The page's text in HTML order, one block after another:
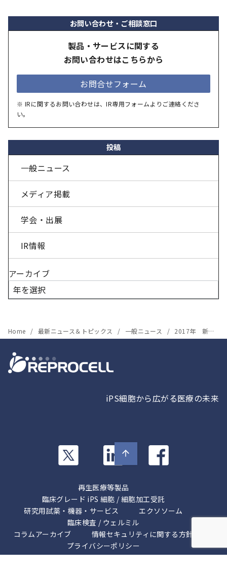
お問い合わせ・ご相談窓口
製品・サービスに関する
お問い合わせはこちらから
お問合せフォーム
※ IRに関するお問い合わせは、IR専用フォームよりご連絡くださ
い。
投稿
一般ニュース
メディア掲載
学会・出展
IR情報
アーカイブ
Home 最新ニュース＆トピックス 一般ニュース 2017年 新年のご挨拶
iPS細胞から広がる医療の未来
カ
リ
ン
ク
ム
ン
ク
再生医療等製品
臨床グレード iPS 細胞 / 細胞加工受託
研究用試薬・機器・サービス
エクソソーム
臨床検査 / ウェルミル
コラムアーカイブ
情報セキュリティに関する方針
プライバシーポリシー